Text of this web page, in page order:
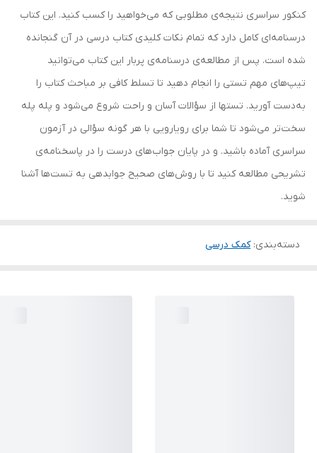
کنکور سراسری نتیجه‌ی مطلوبی که می‌خواهید را کسب کنید. این کتاب
درسنامه‌ای کامل دارد که تمام نکات کلیدی کتاب درسی در آن گنجانده
شده است. پس از مطالعه‌ی درسنامه‌ی پربار این کتاب می‌توانید
تیپ‌های مهم تستی را انجام دهید تا تسلط کافی بر مباحث کتاب را
به‌دست آورید. تست‎ها از سؤالات آسان و راحت شروع می‌شود و پله پله
سخت‌تر می‌شود تا شما برای رویارویی با هر گونه سؤالی در آزمون
سراسری آماده باشید. و در پایان جواب‌های درست را در پاسخنامه‌ی
تشریحی مطالعه کنید تا با روش‌های صحیح جوابدهی به تست‌ها آشنا
شوید.
دسته‌بندی:کمک درسی